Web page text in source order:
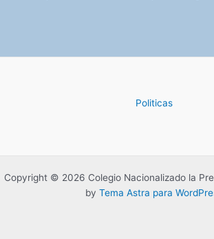
Politicas
Copyright © 2026 Colegio Nacionalizado la
by Tema Astra para